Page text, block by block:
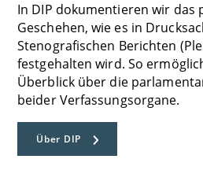
In DIP dokumentieren wir das
Geschehen, wie es in
Stenografischen Berichten
festgehalten wird. So
Überblick über die
beider Verfassungsorgane.
Über DIP